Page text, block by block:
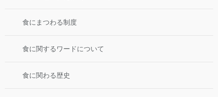
食にまつわる制度
食に関するワードについて
食に関わる歴史